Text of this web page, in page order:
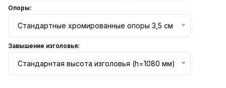
Опоры:
Стандартные хромированные опоры 3,5 см
Завышение изголовья:
Стандарнтая высота изголовья (h=1080 мм)